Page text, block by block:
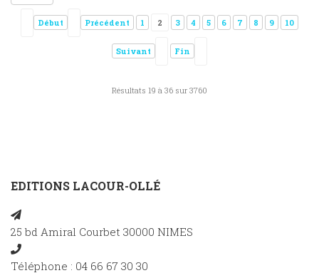
Début Précédent 1 2 3 4 5 6 7 8 9 10
Suivant Fin
Résultats 19 à 36 sur 3760
EDITIONS LACOUR-OLLÉ
25 bd Amiral Courbet 30000 NIMES
Téléphone : 04 66 67 30 30